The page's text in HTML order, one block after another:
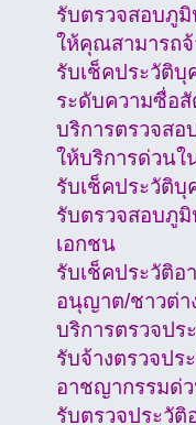
รับตรวจสอบภูมิ
ให้คุณสามารถ
รับเช็คประวัติ
ระดับความซื่อ
บริการตรวจส
ให้บริการด่วนใ
รับเช็คประวัติ
รับตรวจสอบภูมิ
เอกชน
รับเช็คประวัติอ
อนุญาต/ชาวต่า
บริการตรวจปร
รับจ้างตรวจป
อาชญากรรมด่
รับตรวจประวั